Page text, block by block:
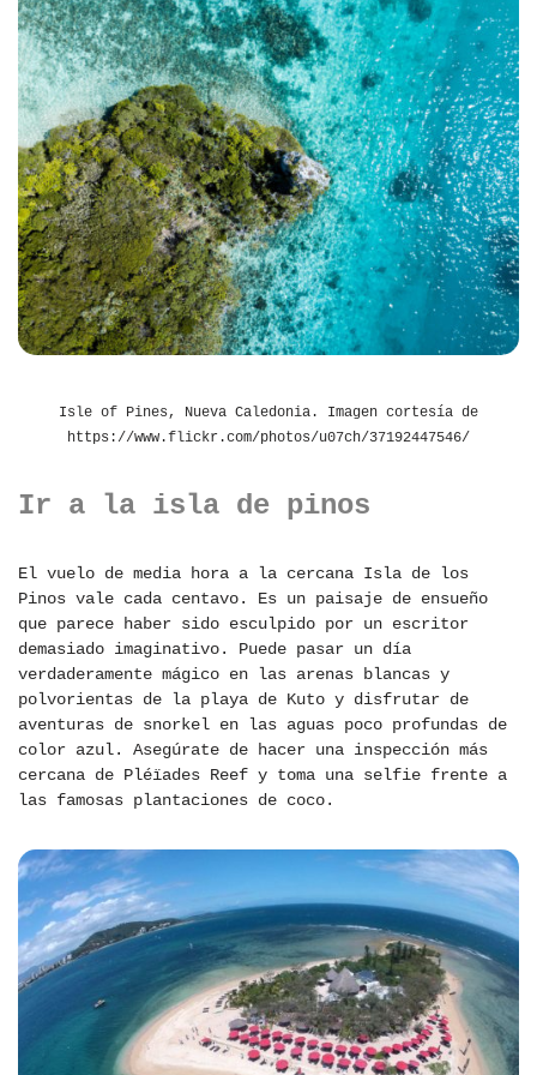
Isle of Pines, Nueva Caledonia. Imagen cortesía de
https://www.flickr.com/photos/u07ch/37192447546/
Ir a la isla de pinos
El vuelo de media hora a la cercana Isla de los
Pinos vale cada centavo. Es un paisaje de ensueño
que parece haber sido esculpido por un escritor
demasiado imaginativo. Puede pasar un día
verdaderamente mágico en las arenas blancas y
polvorientas de la playa de Kuto y disfrutar de
aventuras de snorkel en las aguas poco profundas de
color azul. Asegúrate de hacer una inspección más
cercana de Pléïades Reef y toma una selfie frente a
las famosas plantaciones de coco.